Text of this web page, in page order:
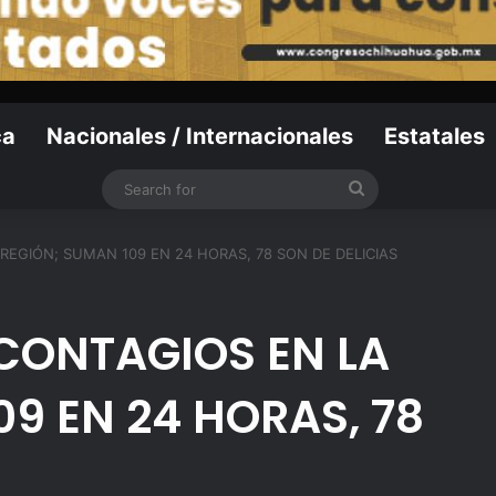
Nacionales / Internacionales Estatales
Search
SUMAN 109 EN 24 HORAS, 78 SON DE DELICIAS
EN LA
EN 24 HORAS, 78